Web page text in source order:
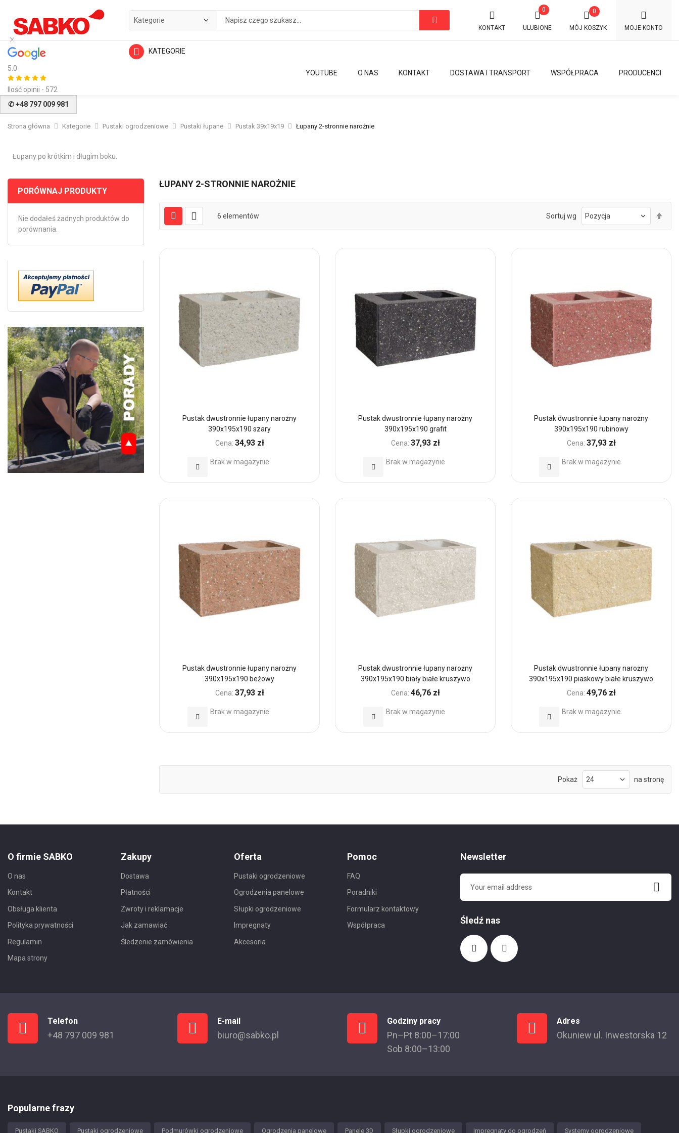
5.0
Ilość opinii - 572
KONTAKT
0
ULUBIONE MÓJ KOSZYK
0
MOJE KONTO
KATEGORIE
PRODUCENCI
WSPÓŁPRACA
DOSTAWA I TRANSPORT
KONTAKT
O NAS
YOUTUBE
✆ +48 797 009 981
Strona główna Kategorie Pustaki ogrodzeniowe Pustaki łupane Pustak 39x19x19 Łupany 2-stronnie narożnie
Łupany po krótkim i długim boku.
ŁUPANY 2-STRONNIE NAROŻNIE
6 elementów Sortuj wg
Pustak dwustronnie łupany narożny
390x195x190 szary
Cena: 34,93 zł
Brak w magazynie
Dodaj
Pustak dwustronnie łupany narożny
390x195x190 grafit
Cena: 37,93 zł
Brak w magazynie
Dodaj
Pustak dwustronnie łupany narożny
390x195x190 rubinowy
Cena: 37,93 zł
Brak w magazynie
Dodaj
Pustak dwustronnie łupany narożny
390x195x190 beżowy
Cena: 37,93 zł
Brak w magazynie
Dodaj
Pustak dwustronnie łupany narożny
390x195x190 biały białe kruszywo
Cena: 46,76 zł
Brak w magazynie
Dodaj
Pustak dwustronnie łupany narożny
390x195x190 piaskowy białe kruszywo
Cena: 49,76 zł
Brak w magazynie
Dodaj
Pokaż na stronę
PORÓWNAJ PRODUKTY
Nie dodałeś żadnych produktów do
porównania.
O firmie SABKO
O nas
Kontakt
Obsługa klienta
Polityka prywatności
Regulamin
Mapa strony
Zakupy
Dostawa
Płatności
Zwroty i reklamacje
Jak zamawiać
Śledzenie zamówienia
Oferta
Pustaki ogrodzeniowe
Ogrodzenia panelowe
Słupki ogrodzeniowe
Impregnaty
Akcesoria
Pomoc
FAQ
Poradniki
Formularz kontaktowy
Współpraca
Newsletter
Śledź nas
Telefon
+48 797 009 981
E-mail
biuro@sabko.pl
Godziny pracy
Pn–Pt 8:00–17:00
Sob 8:00–13:00
Adres
Okuniew ul. Inwestorska 12
Popularne frazy
Pustaki SABKO Pustaki ogrodzeniowe Podmurówki ogrodzeniowe Ogrodzenia panelowe Panele 3D Słupki ogrodzeniowe Impregnaty do ogrodzeń Systemy ogrodzeniowe